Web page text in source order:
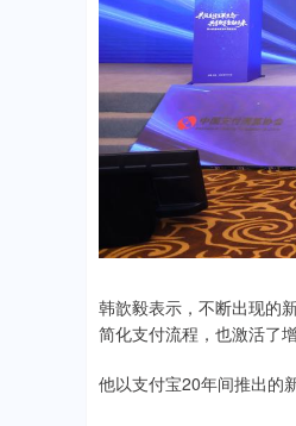
韩歆毅表示，不断出现的
简化支付流程，也激活了
他以支付宝20年间推出的